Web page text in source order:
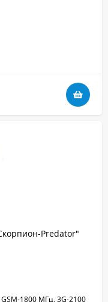
Predator"
1800 МГц, 3G-2100